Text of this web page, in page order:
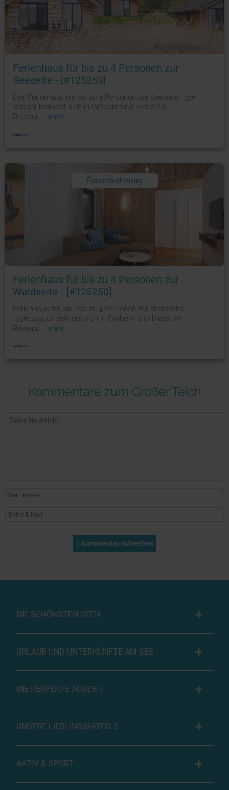
Ferienhaus für bis zu 4 Personen zur
Seeseite - [#125253]
Das Ferienhaus für bis zu 4 Personen zur Seeseite -33#
125253] befindet sich in Gröbern und bietet ein
Restaur
mehr
Ferienwohnung
Foto: © booking.com
Ferienhaus für bis zu 4 Personen zur
Waldseite - [#125250]
Ferienhaus für bis Das zu 4 Personen zur Waldseite
-33#125250] befindet sich in Gröbern und bietet ein
Restaur
mehr
Kommentare zum Großer Teich
DIE SCHÖNSTEN SEEN
URLAUB UND UNTERKÜNFTE AM SEE
DIE PERFEKTE AUSZEIT
UNSERE LIEBLINGSHOTELS
AKTIV & SPORT